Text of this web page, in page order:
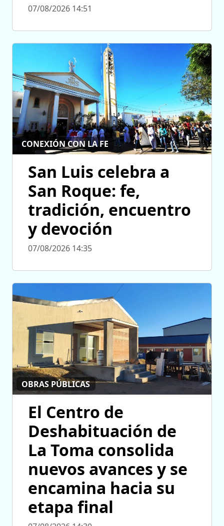
07/08/2026 14:51
CONEXIÓN CON LA FE
San Luis celebra a
San Roque: fe,
tradición, encuentro
y devoción
07/08/2026 14:35
OBRAS PÚBLICAS
El Centro de
Deshabituación de
La Toma consolida
nuevos avances y se
encamina hacia su
etapa final